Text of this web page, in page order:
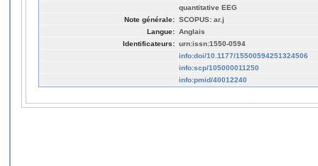
quantitative EEG
Note générale: SCOPUS: ar.j
Langue: Anglais
Identificateurs: urn:issn:1550-0594
info:doi/10.1177/15500594251324506
info:scp/105000011250
info:pmid/40012240